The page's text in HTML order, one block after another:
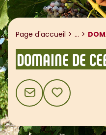
Page d'accueil ...
DOMAINE DE
CONTACTAJOUTER AUX